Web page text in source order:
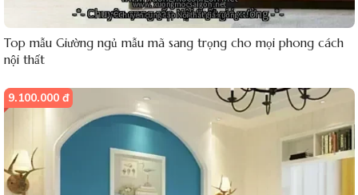
Top mẫu Giường ngủ mẫu mã sang trọng cho mọi phong cách
nội thất
9.100.000 đ